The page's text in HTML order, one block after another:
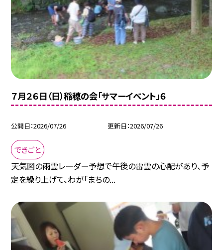
７月２６日（日）稲穂の会「サマーイベント」６
公開日 2026/07/26 更新日 2026/07/26
できごと
天気図の雨雲レーダー予想で午後の雷雲の心配があり、予
定を繰り上げて、わが「まちの...